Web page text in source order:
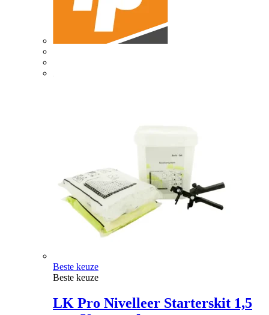
Beste keuze
Beste keuze
LK Pro Nivelleer Starterskit 1,5